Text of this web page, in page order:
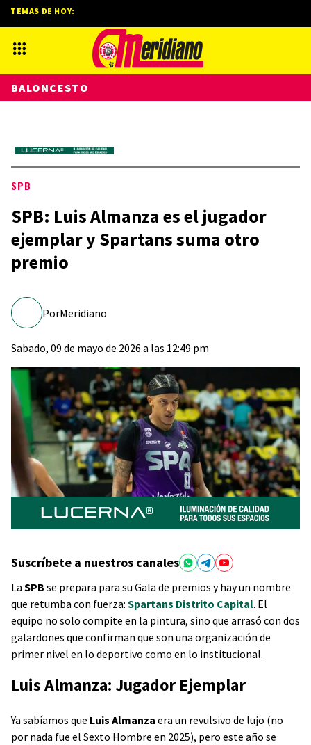
SPB
SPB: Luis Almanza es el jugador
ejemplar y Spartans suma otro
premio
PorMeridiano
Sabado, 09 de mayo de 2026 a las 12:49 pm
Suscríbete a nuestros canales
La SPB se prepara para su Gala de premios y hay un nombre
que retumba con fuerza: Spartans Distrito Capital. El
equipo no solo compite en la pintura, sino que arrasó con dos
galardones que confirman que son una organización de
primer nivel en lo deportivo como en lo institucional.
Luis Almanza: Jugador Ejemplar
Ya sabíamos que Luis Almanza era un revulsivo de lujo (no
por nada fue el Sexto Hombre en 2025), pero este año se
TEMAS DE HOY:
BALONCESTO